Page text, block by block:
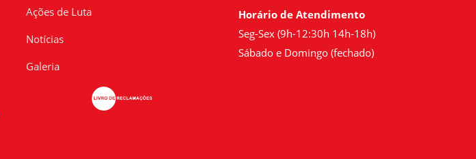
Ações de Luta
Notícias
Galeria
Horário de Atendimento
Seg-Sex (9h-12:30h 14h-18h)
Sábado e Domingo (fechado)